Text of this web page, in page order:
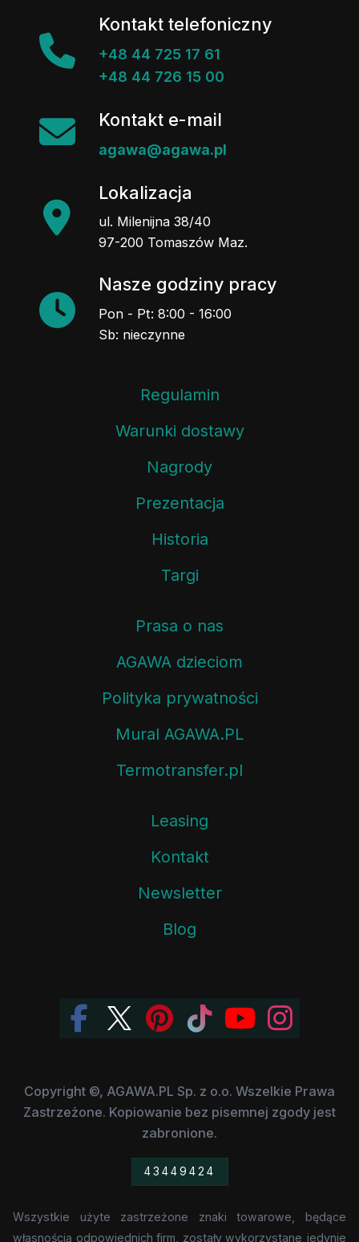
Kontakt telefoniczny
+48 44 725 17 61
+48 44 726 15 00
Kontakt e-mail
agawa@agawa.pl
Lokalizacja
ul. Milenijna 38/40
97-200 Tomaszów Maz.
Nasze godziny pracy
Pon - Pt: 8:00 - 16:00
Sb: nieczynne
Regulamin
Warunki dostawy
Nagrody
Prezentacja
Historia
Targi
Prasa o nas
AGAWA dzieciom
Polityka prywatności
Mural AGAWA.PL
Termotransfer.pl
Leasing
Kontakt
Newsletter
Blog
Copyright ©, AGAWA.PL Sp. z o.o. Wszelkie Prawa
Zastrzeżone. Kopiowanie bez pisemnej zgody jest
zabronione.
43449424
Wszystkie użyte zastrzeżone znaki towarowe, będące
własnością odpowiednich firm, zostały wykorzystane jedynie